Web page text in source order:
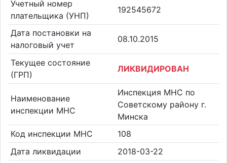
Учетный номер
плательщика (УНП)
192545672
Дата постановки на
налоговый учет
08.10.2015
Текущее состояние
(ГРП)
ЛИКВИДИРОВАН
Наименование
инспекции МНС
Инспекция МНС по
Советскому району г.
Минска
Код инспекции МНС
108
Дата ликвидации
2018-03-22